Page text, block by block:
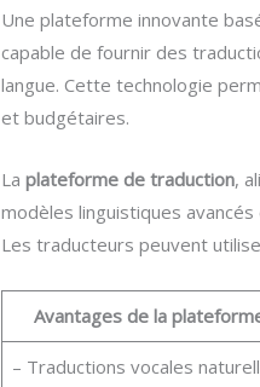
Une plateforme innovante
capable de fournir des
langue. Cette technologie
et budgétaires.
Laplateforme de traduction,
modèles linguistiques
Les traducteurs peuvent
Avantages de la
– Traductions vocales